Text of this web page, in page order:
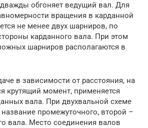
обгоняет ведущий вал. Для
вращения в карданной
не менее двух шарниров, по
карданного вала. При этом
шарниров располагаются в
в зависимости от расстояния, на
крутящий момент, применяется
вала. При двухвальной схеме
промежуточного, второй –
вала. Место соединения валов